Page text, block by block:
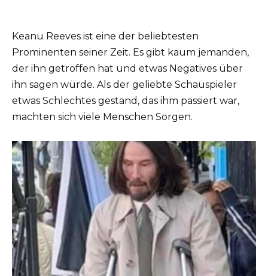
Keanu Reeves ist eine der beliebtesten
Prominenten seiner Zeit. Es gibt kaum jemanden,
der ihn getroffen hat und etwas Negatives über
ihn sagen würde. Als der geliebte Schauspieler
etwas Schlechtes gestand, das ihm passiert war,
machten sich viele Menschen Sorgen.